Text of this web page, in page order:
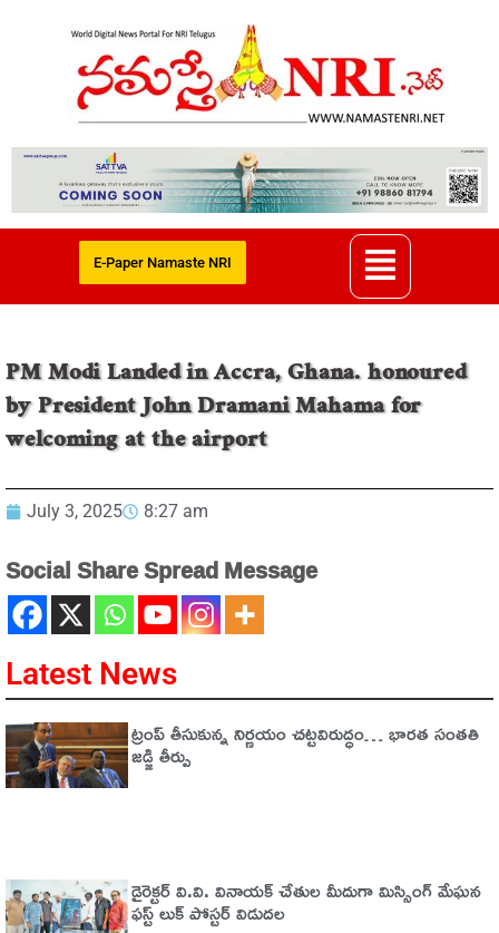
E-Paper Namaste NRI
PM Modi Landed in Accra, Ghana. honoured
by President John Dramani Mahama for
welcoming at the airport
July 3, 2025 8:27 am
Social Share Spread Message
Latest News
ట్రంప్‌ తీసుకున్న నిర్ణయం చట్టవిరుద్ధం… భారత సంతతి
జడ్జి తీర్పు
డైరెక్టర్ వి.వి. వినాయక్ చేతుల మీదుగా మిస్సింగ్ మేఘన
ఫస్ట్ లుక్ పోస్టర్ విడుదల